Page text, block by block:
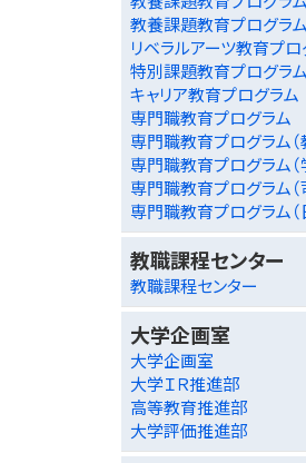
教養課題教育プログラム
リベラルアーツ教育プロ
特別課題教育プログラム
キャリア教育プログラム
専門職教育プログラム
専門職教育プログラム（
専門職教育プログラム（
専門職教育プログラム（
専門職教育プログラム
教職課程センター
教職課程センター
大学企画室
大学企画室
大学ＩＲ推進部
高等教育推進部
大学評価推進部